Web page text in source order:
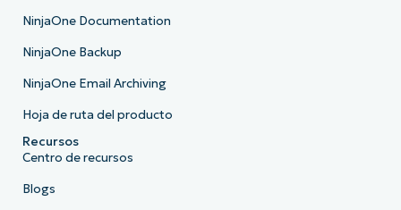
NinjaOne Documentation
NinjaOne Backup
NinjaOne Email Archiving
Hoja de ruta del producto
Recursos
Centro de recursos
Blogs